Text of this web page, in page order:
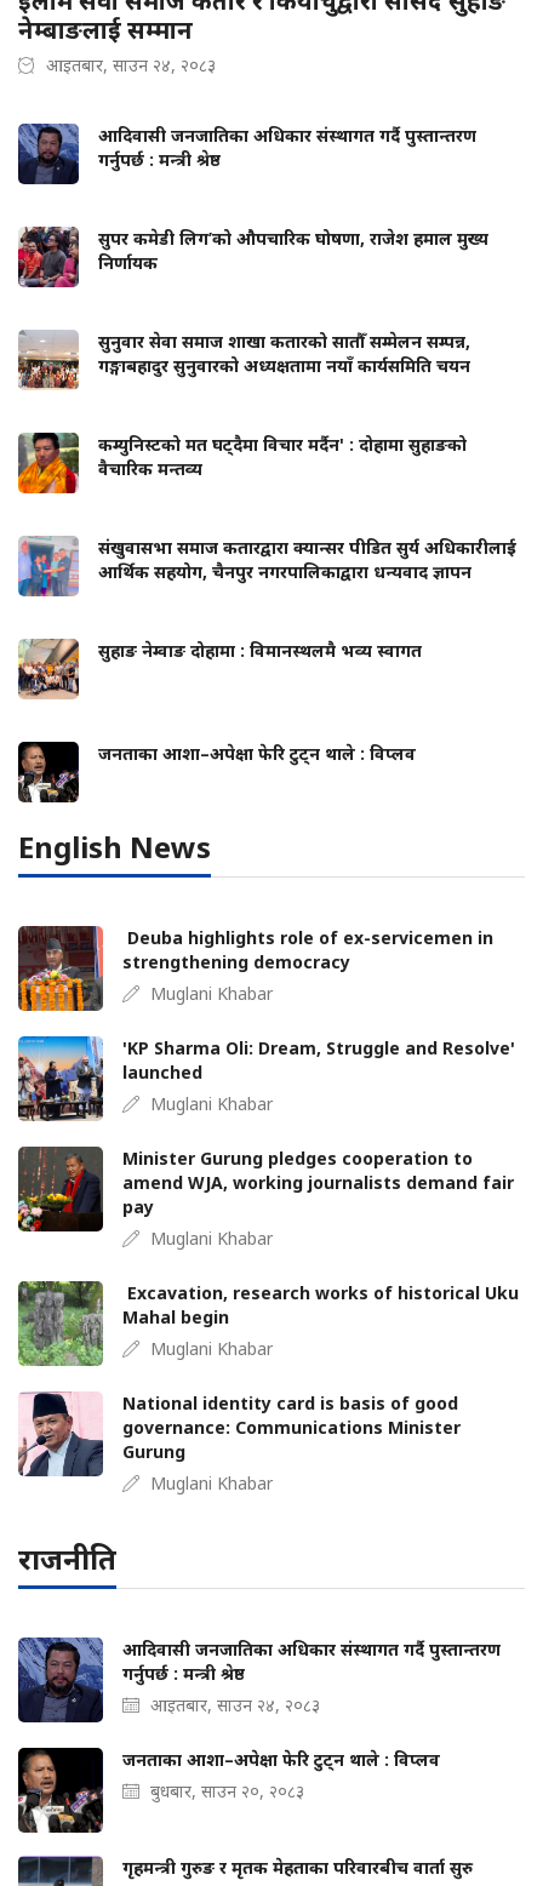
नेम्बाङलाई सम्मान
आइतबार, साउन २४, २०८३
आदिवासी जनजातिका अधिकार संस्थागत गर्दै पुस्तान्तरण
गर्नुपर्छ : मन्त्री श्रेष्ठ
सुपर कमेडी लिग’को औपचारिक घोषणा, राजेश हमाल मुख्य
निर्णायक
सुनुवार सेवा समाज शाखा कतारको सातौँ सम्मेलन सम्पन्न,
गङ्गाबहादुर सुनुवारको अध्यक्षतामा नयाँ कार्यसमिति चयन
कम्युनिस्टको मत घट्दैमा विचार मर्दैन' : दोहामा सुहाङको
वैचारिक मन्तव्य
संखुवासभा समाज कतारद्वारा क्यान्सर पीडित सुर्य अधिकारीलाई
आर्थिक सहयोग, चैनपुर नगरपालिकाद्वारा धन्यवाद ज्ञापन
सुहाङ नेम्वाङ दोहामा : विमानस्थलमै भव्य स्वागत
जनताका आशा–अपेक्षा फेरि टुट्न थाले : विप्लव
English News
Deuba highlights role of ex-servicemen in
strengthening democracy
Muglani Khabar
'KP Sharma Oli: Dream, Struggle and Resolve'
launched
Muglani Khabar
Minister Gurung pledges cooperation to
amend WJA, working journalists demand fair
pay
Muglani Khabar
Excavation, research works of historical Uku
Mahal begin
Muglani Khabar
National identity card is basis of good
governance: Communications Minister
Gurung
Muglani Khabar
राजनीति
आदिवासी जनजातिका अधिकार संस्थागत गर्दै पुस्तान्तरण
गर्नुपर्छ : मन्त्री श्रेष्ठ
आइतबार, साउन २४, २०८३
जनताका आशा–अपेक्षा फेरि टुट्न थाले : विप्लव
बुधबार, साउन २०, २०८३
गृहमन्त्री गुरुङ र मृतक मेहताका परिवारबीच वार्ता सुरु